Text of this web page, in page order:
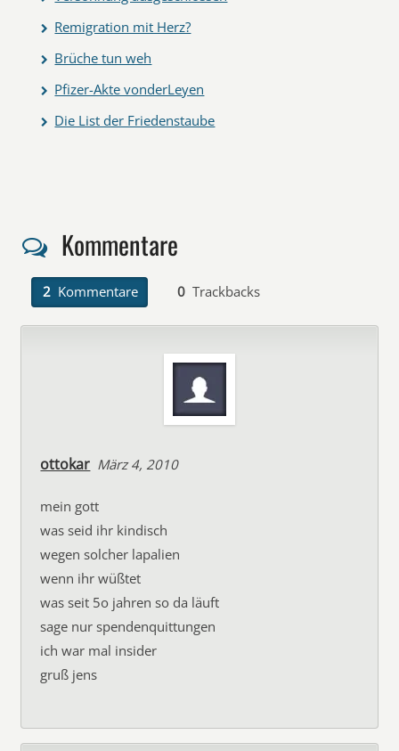
Remigration mit Herz?
Brüche tun weh
Pfizer-Akte vonderLeyen
Die List der Friedenstaube
Kommentare
2 Kommentare 0 Trackbacks
ottokar März 4, 2010
mein gott
was seid ihr kindisch
wegen solcher lapalien
wenn ihr wüßtet
was seit 5o jahren so da läuft
sage nur spendenquittungen
ich war mal insider
gruß jens